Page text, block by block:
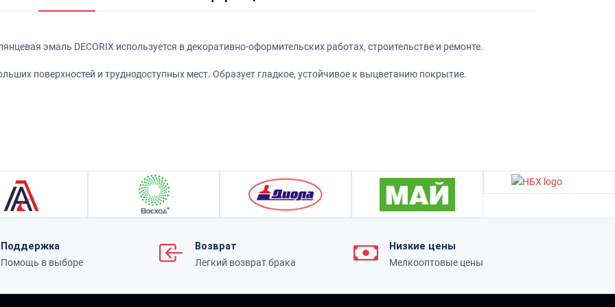
эмаль DECORIX используется в декоративно-оформительских работах, строительстве и ремонте.
поверхностей и труднодоступных мест. Образует гладкое, устойчивое к выцветанию покрытие.
Поддержка
Помощь в выборе
Возврат
Легкий возврат брака
Низкие цены
Мелкооптовые цены